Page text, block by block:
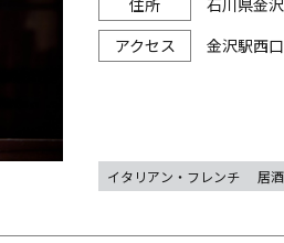
石川県金
金沢駅西
イタリアン・フレンチ 居